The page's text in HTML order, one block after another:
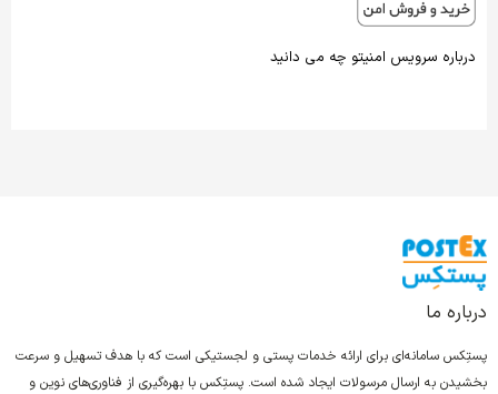
درباره سرویس امنیتو چه می دانید
درباره ما
پستِکس سامانه‌ای برای ارائه خدمات پستی و لجستیکی است که با هدف تسهیل و سرعت
بخشیدن به ارسال مرسولات ایجاد شده است. پستِکس با بهره‌گیری از فناوری‌های نوین و